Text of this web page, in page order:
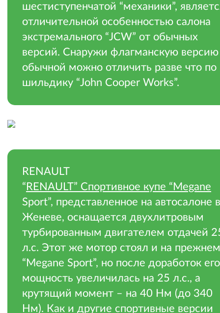
шестиступенчатой “механики”,
отличительной особенностью салона
экстремального “JCW” от обычных
версий. Снаружи флагманскую версию
обычной можно отличить разве что по
шильдику “John Cooper Works”.
RENAULT
“RENAULT” Спортивное купе “Megane
Sport”, представленное на автосалоне в
Женеве, оснащается двухлитровым
турбированным двигателем отдачей
л.с. Этот же мотор стоял и на прежнем
“Megane Sport”, но после доработок его
мощность увеличилась на 25 л.с., а
крутящий момент – на 40 Нм (до 340
Нм). Как и другие спортивные версии